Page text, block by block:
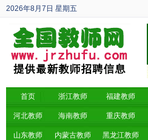
2026年8月7日 星期五
丙午年 六月廿五
首页 浙江教师 福建教师
河北教师 海南教师 重庆教师
山东教师 内蒙古教师 黑龙江教师